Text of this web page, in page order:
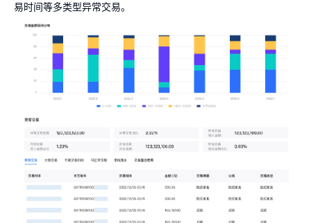
易时间等多类型异常交易。